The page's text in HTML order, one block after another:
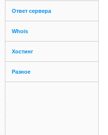
Ответ сервера
Whois
Хостинг
Разное